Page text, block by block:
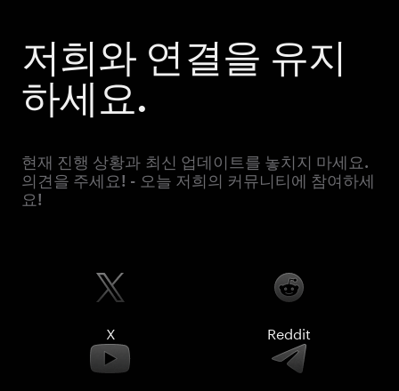
저희와 연결을 유지
하세요.
현재 진행 상황과 최신 업데이트를 놓치지 마세요.
의견을 주세요! - 오늘 저희의 커뮤니티에 참여하세
요!
X Reddit